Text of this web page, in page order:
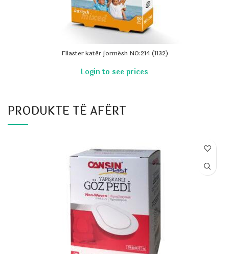
Fllaster katër formësh NO:214 (1132)
PRODUKTE TË AFËRT